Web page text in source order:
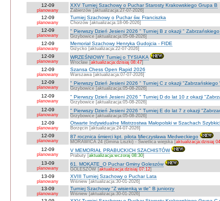
12-09
planowany
XXV Turniej Szachowy o Puchar Starosty Krakowskiego Grupa B
Zabierzów [aktualizacja:27-07-2026]
12-09
planowany
Turniej Szachowy o Puchar św. Franciszka
Chorzów [aktualizacja:18-06-2026]
12-09
planowany
" Pierwszy Dzień Jesieni 2026 " Turniej B z okazji "
Grzybowice [aktualizacja:05-08-2026]
12-09
planowany
Memoriał Szachowy Henryka Gudojcia - FIDE
Giżycko [aktualizacja:22-07-2026]
12-09
planowany
WRZEŚNIOWY Turniej o TYSIAKA
Wrocław [aktualizacja:dzisiaj 08:47]
12-09
planowany
Szansa Chess Open Rapid 2026
Warszawa [aktualizacja:07-07-2026]
12-09
planowany
" Pierwszy Dzień Jesieni 2026 " Turniej C z okazji "Zabrzańskiego
Grzybowice [aktualizacja:05-08-2026]
12-09
planowany
" Pierwszy Dzień Jesieni 2026 " Turniej D do lat 10 z okazji
Grzybowice [aktualizacja:05-08-2026]
12-09
planowany
" Pierwszy Dzień Jesieni 2026 " Turniej E do lat 7 z okazji
Grzybowice [aktualizacja:05-08-2026]
12-09
planowany
Otwarte Indywidualne Mistrzostwa Małopolski w Szachach
Borzęcin [aktualizacja:24-07-2026]
12-09
planowany
87 rocznica śmierci kpt. pilota Mieczysława Medweckiego
MORAWICA 24 (Gmina Liszki) - Świetlica wiejska [aktualizacja:dzisiaj
12-09
planowany
V MEMORIAŁ PRABUCKICH SZACHISTÓW
Prabuty [aktualizacja:wczoraj 08:30]
13-09
planowany
61. MOKATE_O Puchar Gminy Goleszów
GOLESZÓW [aktualizacja:dzisiaj 07:12]
13-09
planowany
XVIII Turniej Szachowy o Puchar Lata
Wiśniew [aktualizacja:30-01-2026]
13-09
planowany
Turniej Szachowy "Z wisienką w tle" B juniorzy
Wiśniew [aktualizacja:30-01-2026]